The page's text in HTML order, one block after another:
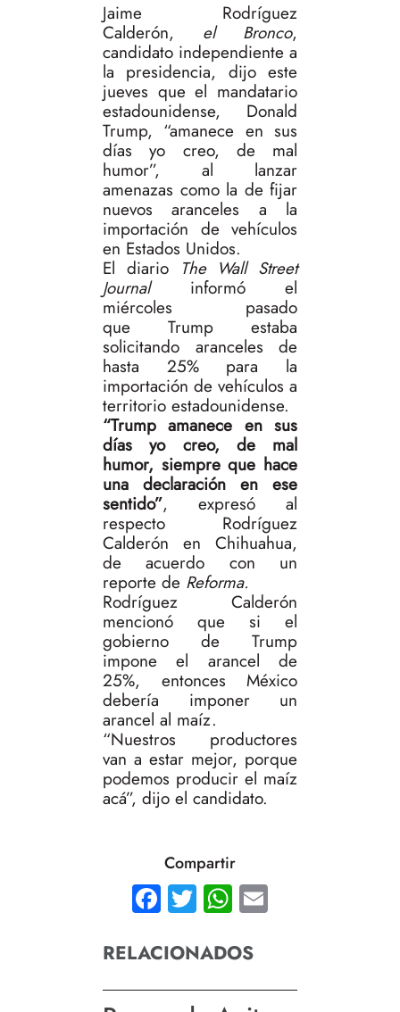
Jaime Rodríguez
Calderón, el Bronco,
candidato independiente a
la presidencia, dijo este
jueves que el mandatario
estadounidense, Donald
Trump, “amanece en sus
días yo creo, de mal
humor”, al lanzar
amenazas como la de fijar
nuevos aranceles a la
importación de vehículos
en Estados Unidos.
El diario The Wall Street
Journalinformó el
miércoles pasado
que Trump estaba
solicitando aranceles de
hasta 25% para la
importación de vehículos a
territorio estadounidense.
“Trump amanece en sus
días yo creo, de mal
humor, siempre que hace
una declaración en ese
sentido”, expresó al
respecto Rodríguez
Calderón en Chihuahua,
de acuerdo con un
reporte de Reforma.
Rodríguez Calderón
mencionó que si el
gobierno de Trump
impone el arancel de
25%, entonces México
debería imponer un
arancel al maíz.
“Nuestros productores
van a estar mejor, porque
podemos producir el maíz
acá”, dijo el candidato.
Compartir
Facebook
TwitterWhatsApp
RELACIONADOS